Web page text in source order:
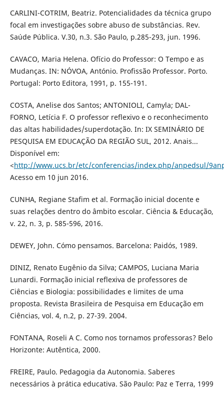
CARLINI-COTRIM, Beatriz. Potencialidades da técnica grupo
focal em investigações sobre abuso de substâncias. Rev.
Saúde Pública. V.30, n.3. São Paulo, p.285-293, jun. 1996.
CAVACO, Maria Helena. Ofício do Professor: O Tempo e as
Mudanças. IN: NÓVOA, António. Profissão Professor. Porto.
Portugal: Porto Editora, 1991, p. 155-191.
COSTA, Anelise dos Santos; ANTONIOLI, Camyla; DAL-
FORNO, Letícia F. O professor reflexivo e o reconhecimento
das altas habilidades/superdotação. In: IX SEMINÁRIO DE
PESQUISA EM EDUCAÇÃO DA REGIÃO SUL, 2012. Anais...
Disponível em:
<http://www.ucs.br/etc/conferencias/index.php/anpedsul/
Acesso em 10 jun 2016.
CUNHA, Regiane Stafim et al. Formação inicial docente e
suas relações dentro do âmbito escolar. Ciência & Educação,
v. 22, n. 3, p. 585-596, 2016.
DEWEY, John. Cómo pensamos. Barcelona: Paidós, 1989.
DINIZ, Renato Eugênio da Silva; CAMPOS, Luciana Maria
Lunardi. Formação inicial reflexiva de professores de
Ciências e Biologia: possibilidades e limites de uma
proposta. Revista Brasileira de Pesquisa em Educação em
Ciências, vol. 4, n.2, p. 27-39. 2004.
FONTANA, Roseli A C. Como nos tornamos professoras? Belo
Horizonte: Autêntica, 2000.
FREIRE, Paulo. Pedagogia da Autonomia. Saberes
necessários à prática educativa. São Paulo: Paz e Terra, 1999